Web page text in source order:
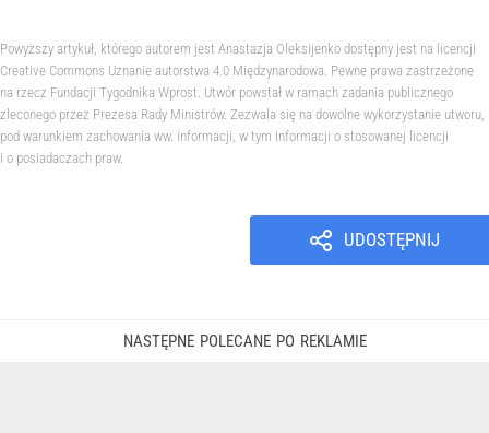
Powyższy artykuł, którego autorem jest Anastazja Oleksijenko dostępny jest na licencji
Creative Commons Uznanie autorstwa 4.0 Międzynarodowa. Pewne prawa zastrzeżone
na rzecz Fundacji Tygodnika Wprost. Utwór powstał w ramach zadania publicznego
zleconego przez Prezesa Rady Ministrów. Zezwala się na dowolne wykorzystanie utworu,
pod warunkiem zachowania ww. informacji, w tym informacji o stosowanej licencji
i o posiadaczach praw.
UDOSTĘPNIJ